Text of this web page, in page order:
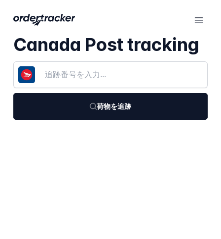
Canada Post tracking
荷物を追跡